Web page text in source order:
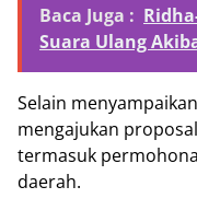
Baca Juga :
Suara Ulang
Selain
mengajukan
termasuk
daerah.